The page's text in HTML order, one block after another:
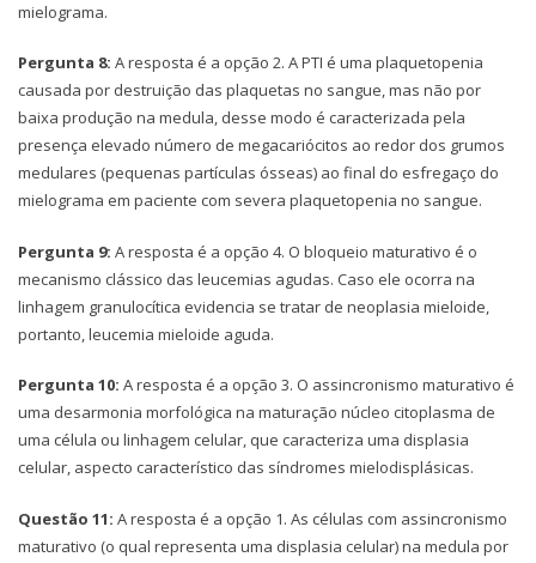
mielograma.
Pergunta 8: A resposta é a opção 2. A PTI é uma plaquetopenia
causada por destruição das plaquetas no sangue, mas não por
baixa produção na medula, desse modo é caracterizada pela
presença elevado número de megacariócitos ao redor dos grumos
medulares (pequenas partículas ósseas) ao final do esfregaço do
mielograma em paciente com severa plaquetopenia no sangue.
Pergunta 9: A resposta é a opção 4. O bloqueio maturativo é o
mecanismo clássico das leucemias agudas. Caso ele ocorra na
linhagem granulocítica evidencia se tratar de neoplasia mieloide,
portanto, leucemia mieloide aguda.
Pergunta 10: A resposta é a opção 3. O assincronismo maturativo é
uma desarmonia morfológica na maturação núcleo citoplasma de
uma célula ou linhagem celular, que caracteriza uma displasia
celular, aspecto característico das síndromes mielodisplásicas.
Questão 11: A resposta é a opção 1. As células com assincronismo
maturativo (o qual representa uma displasia celular) na medula por